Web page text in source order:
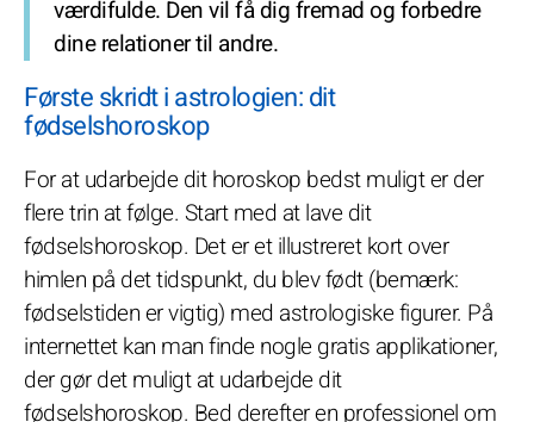
værdifulde. Den vil få dig fremad og forbedre
dine relationer til andre.
Første skridt i astrologien: dit
fødselshoroskop
For at udarbejde dit horoskop bedst muligt er der
flere trin at følge. Start med at lave dit
fødselshoroskop. Det er et illustreret kort over
himlen på det tidspunkt, du blev født (bemærk:
fødselstiden er vigtig) med astrologiske figurer. På
internettet kan man finde nogle gratis applikationer,
der gør det muligt at udarbejde dit
fødselshoroskop. Bed derefter en professionel om